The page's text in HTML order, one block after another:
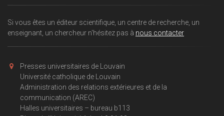
Si vous êtes un éditeur scientifique, un centre de recherche, un
enseignant, un chercheur n'hésitez pas à nous contacter
Presses universitaires de Louvain
Université catholique de Louvain
Administration des relations extérieures et de la
communication (AREC)
Halles universitaires – bureau b113